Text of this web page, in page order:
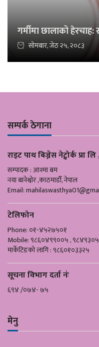
गर्मीमा छालाको
सोमबार, जेठ २५, २०८३
सम्पर्क ठेगाना
राइट पाथ बिज्नेस नेट्वोर्क प्रा
सम्पादक : आश्मा बम
नया बानेश्वोर ,काठमाडौँ, नेपाल
Email:
टेलिफोन
Phone: ०१-४५२७५०१
Mobile: ९८६०४९९००५ ,
मार्केटिङको लागि : ९८६०१०३३२५
सूचना विभाग दर्ता नंः
६९४ /०७४- ७५
मेनु